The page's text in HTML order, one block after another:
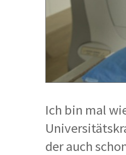
Ich bin mal
der auch